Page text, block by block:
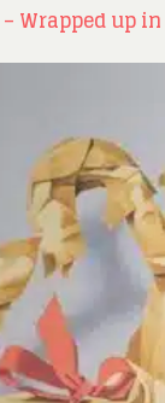
Wrapped up